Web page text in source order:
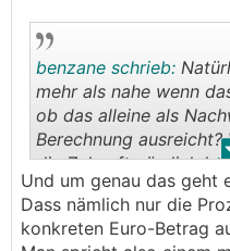
.
benzane schrieb:
mehr als nahe wenn
ob das alleine als
Berechnung
die Zukunft nämlich
weiterhin eine
vornehmen können,
Prozent ausweisen.
Und um genau das geht
Dass nämlich nur die
konkreten Euro-Betrag